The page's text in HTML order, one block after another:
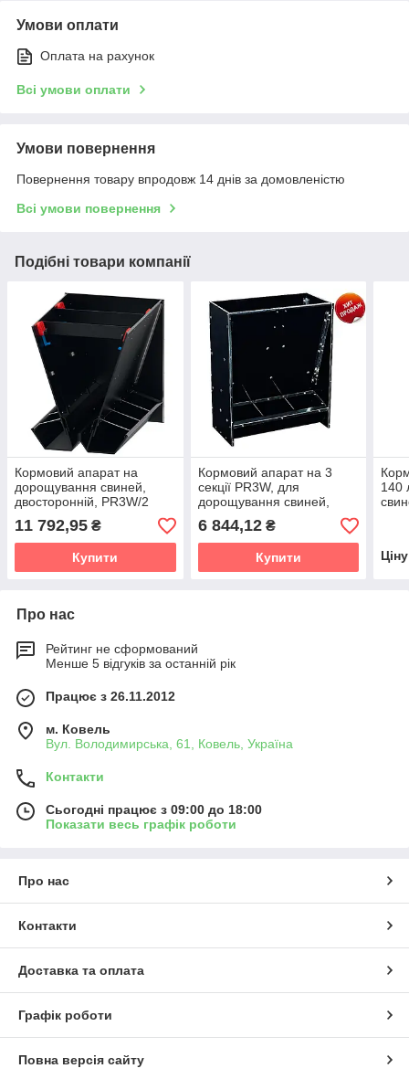
Умови оплати
Оплата на рахунок
Всі умови оплати
Умови повернення
Повернення товару впродовж 14 днів за домовленістю
Всі умови повернення
Подібні товари компанії
Кормовий апарат на
дорощування свиней,
двосторонній, PR3W/2
11 792,95 ₴
Купити
Кормовий апарат на 3
секції PR3W, для
дорощування свиней,
Польща
6 844,12₴
Купити
140
Про нас
Рейтинг не сформований
Менше 5 відгуків за останній рік
Працює з 26.11.2012
м. Ковель
Вул. Володимирська, 61, Ковель, Україна
Контакти
Сьогодні працює з 09:00 до 18:00
Показати весь графік роботи
Про нас
Контакти
Доставка та оплата
Графік роботи
Повна версія сайту